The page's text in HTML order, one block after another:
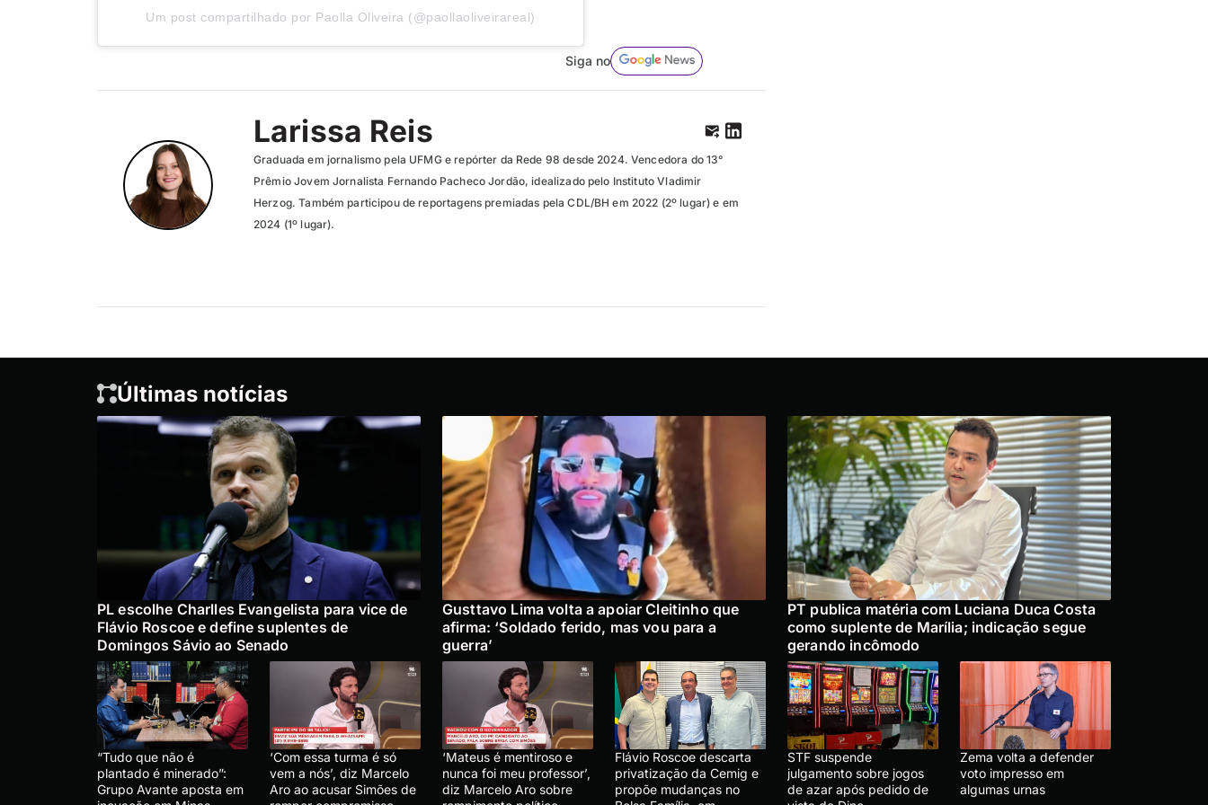
Um post compartilhado por Paolla Oliveira (@paollaoliveirareal)
Siga no
Larissa Reis
Graduada em jornalismo pela UFMG e repórter da Rede 98 desde 2024. Vencedora do 13°
Prêmio Jovem Jornalista Fernando Pacheco Jordão, idealizado pelo Instituto Vladimir
Herzog. Também participou de reportagens premiadas pela CDL/BH em 2022 (2º lugar) e em
2024 (1º lugar).
Últimas notícias
PL escolhe Charlles Evangelista para vice de
Flávio Roscoe e define suplentes de
Domingos Sávio ao Senado
Gusttavo Lima volta a apoiar Cleitinho que
afirma: ‘Soldado ferido, mas vou para a
guerra’
PT publica matéria com Luciana Duca Costa
como suplente de Marília; indicação segue
gerando incômodo
“Tudo que não é
plantado é minerado”:
Grupo Avante aposta em
‘Com essa turma é só
vem a nós’, diz Marcelo
Aro ao acusar Simões de
‘Mateus é mentiroso e
nunca foi meu professor’,
diz Marcelo Aro sobre
Flávio Roscoe descarta
privatização da Cemig e
propõe mudanças no
STF suspende
julgamento sobre jogos
de azar após pedido de
Zema volta a defender
voto impresso em
algumas urnas